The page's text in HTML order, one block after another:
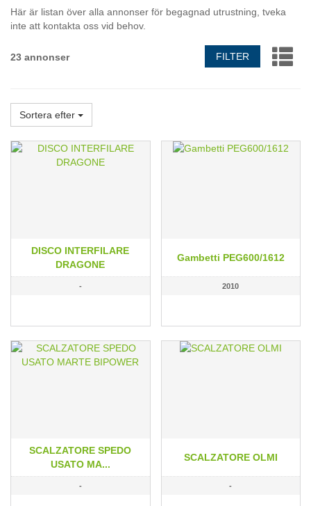
Här är listan över alla annonser för begagnad utrustning, tveka
inte att kontakta oss vid behov.
23 annonser FILTER
Sortera efter
DISCO INTERFILARE
DRAGONE
-
Gambetti PEG600/1612
2010
SCALZATORE SPEDO
USATO MA...
-
SCALZATORE OLMI
-